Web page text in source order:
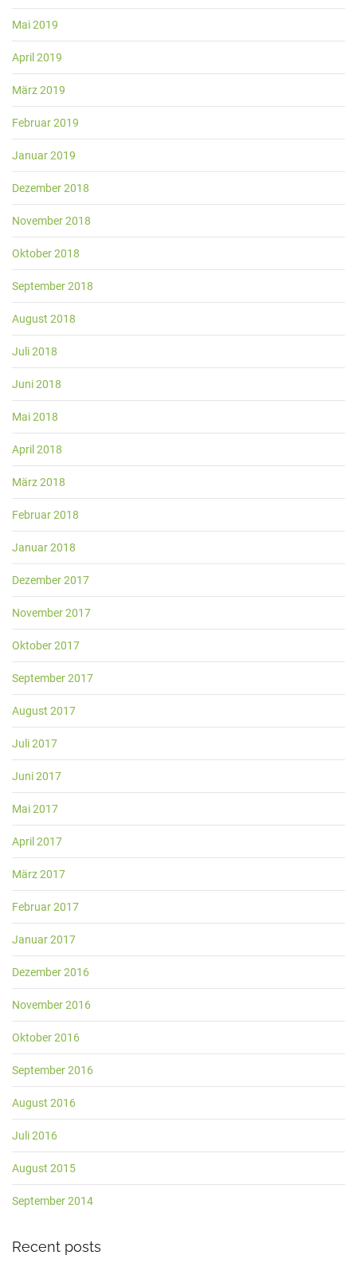
Mai 2019
April 2019
März 2019
Februar 2019
Januar 2019
Dezember 2018
November 2018
Oktober 2018
September 2018
August 2018
Juli 2018
Juni 2018
Mai 2018
April 2018
März 2018
Februar 2018
Januar 2018
Dezember 2017
November 2017
Oktober 2017
September 2017
August 2017
Juli 2017
Juni 2017
Mai 2017
April 2017
März 2017
Februar 2017
Januar 2017
Dezember 2016
November 2016
Oktober 2016
September 2016
August 2016
Juli 2016
August 2015
September 2014
Recent posts